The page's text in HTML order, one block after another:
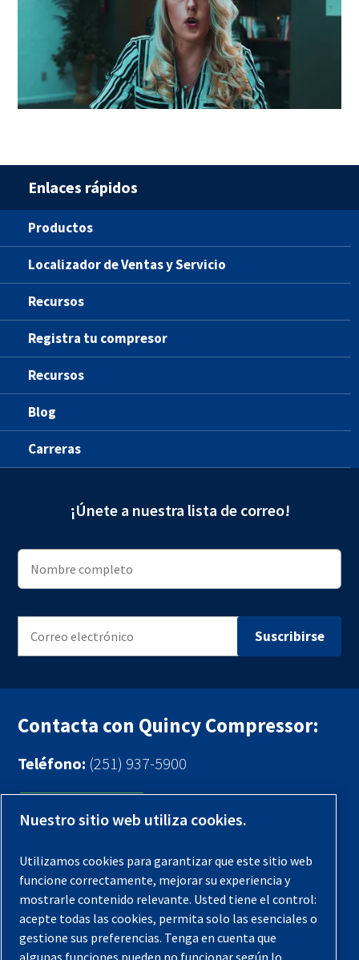
Enlaces rápidos
Productos
Localizador de Ventas y Servicio
Recursos
Registra tu compresor
Recursos
Blog
Carreras
¡Únete a nuestra lista de correo!
Contacta con Quincy Compressor:
Teléfono: (251) 937-5900
Contáctenos
Registra tu compresor
Aviso legal
Garantías
Política de privacidad
Nuestro sitio web utiliza cookies.
Utilizamos cookies para garantizar que este sitio web
funcione correctamente, mejorar su experiencia y
mostrarle contenido relevante. Usted tiene el control:
acepte todas las cookies, permita solo las esenciales o
gestione sus preferencias. Tenga en cuenta que
algunas funciones pueden no funcionar según lo